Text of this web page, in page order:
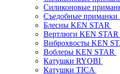
Силиконовые
Съедобные
Блесны KEN STAR
Вертлюги KEN STAR
Виброхвосты KEN
Воблеры KEN STAR
Катушки RYOBI
Катушки TICA